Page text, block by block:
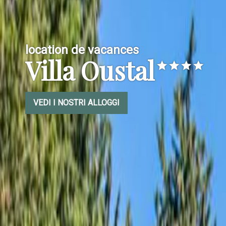
location de vacances
Villa Oustal
VEDI I NOSTRI ALLOGGI